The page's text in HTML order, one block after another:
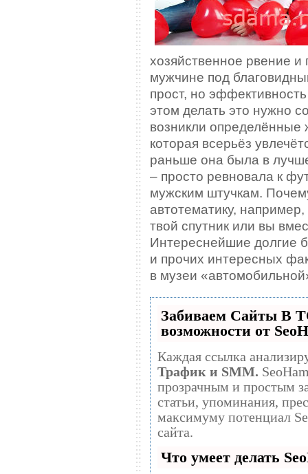
хозяйственное рвение и
мужчине под
прост, но
этом делать это нужно
возникли определённые
которая всерьёз
раньше она была в
– просто ревновала к
мужским штучкам.
автотематику,
твой спутник или вы
Интереснейшие долгие
и прочих интересных
в музеи
Забиваем Сайты В
возможности от
Каждая ссылка
Трафик и SMM.
прозрачным и простым занятием. Ссылки,
статьи, упоминания,
максимуму потенциал
сайта.
Что умеет делать